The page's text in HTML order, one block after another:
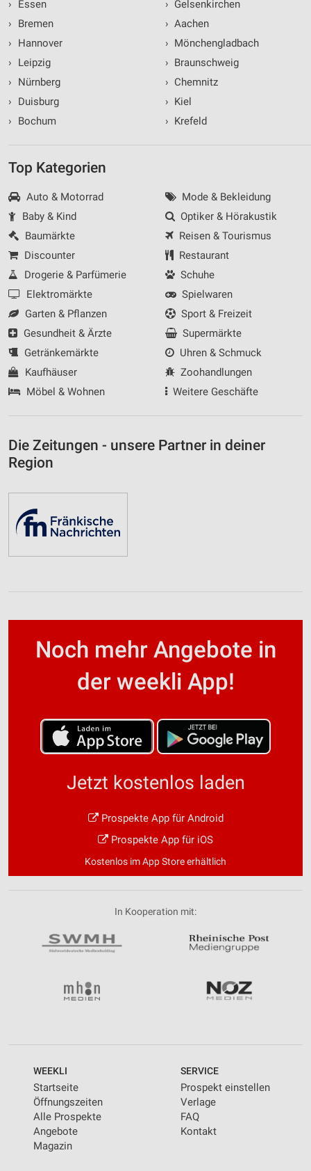
›
Essen
›
Bremen
›
Hannover
›
Leipzig
›
Nürnberg
›
Duisburg
›
Bochum
› Gelsenkirchen
› Aachen
› Mönchengladbach
› Braunschweig
› Chemnitz
› Kiel
› Krefeld
Top Kategorien
Auto & Motorrad
Baby & Kind
Baumärkte
Discounter
Drogerie & Parfümerie
Elektromärkte
Garten & Pflanzen
Gesundheit & Ärzte
Getränkemärkte
Kaufhäuser
Möbel & Wohnen
Mode & Bekleidung
Optiker & Hörakustik
Reisen & Tourismus
Restaurant
Schuhe
Spielwaren
Sport & Freizeit
Supermärkte
Uhren & Schmuck
Zoohandlungen
Weitere Geschäfte
Die Zeitungen - unsere Partner in deiner
Region
Noch mehr Angebote in
der weekli App!
Jetzt kostenlos laden
Prospekte App für Android
Prospekte App für iOS
Kostenlos im App Store erhältlich
In Kooperation mit:
WEEKLI
Startseite
Öffnungszeiten
Alle Prospekte
Angebote
Magazin
SERVICE
Prospekt einstellen
Verlage
FAQ
Kontakt